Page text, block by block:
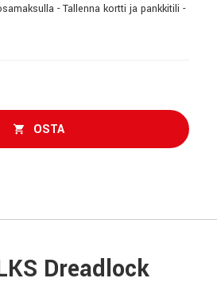
- Tallenna kortti ja pankkitili -
OSTA
Dreadlock